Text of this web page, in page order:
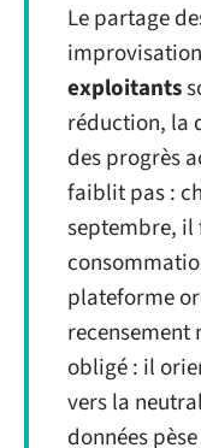
Le partage
exploitants
réduction, la
des progrès
faiblit pas :
septembre, il
plateforme
recensement
obligé : il
vers la
données